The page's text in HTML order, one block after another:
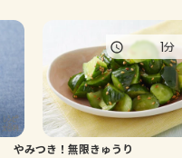
やみつき！無限きゅうり
1分